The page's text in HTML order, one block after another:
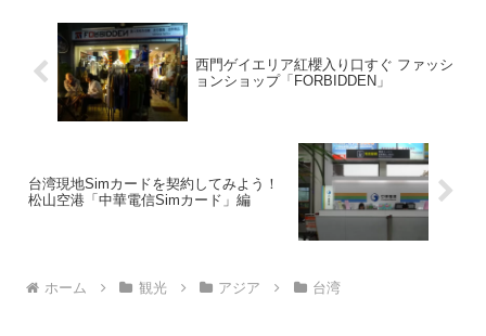
西門ゲイエリア紅櫻入り口すぐ ファッシ
ョンショップ「FORBIDDEN」
台湾現地Simカードを契約してみよう！
松山空港「中華電信Simカード」編
ホーム 観光 アジア 台湾